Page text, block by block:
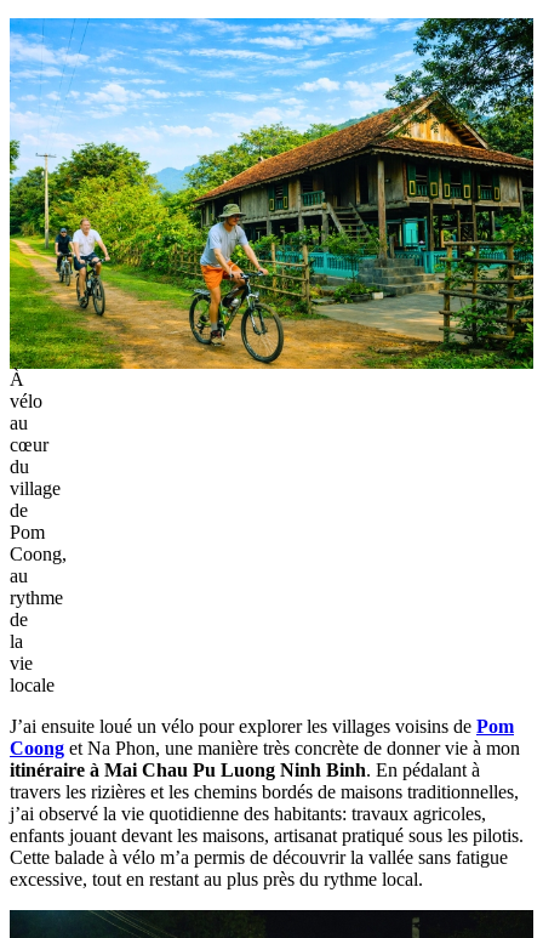
À
vélo
au
cœur
du
village
de
Pom
Coong,
au
rythme
de
la
vie
locale
J’ai ensuite loué un vélo pour explorer les villages voisins de Pom
Coong et Na Phon, une manière très concrète de donner vie à mon
itinéraire à Mai Chau Pu Luong Ninh Binh. En pédalant à
travers les rizières et les chemins bordés de maisons traditionnelles,
j’ai observé la vie quotidienne des habitants: travaux agricoles,
enfants jouant devant les maisons, artisanat pratiqué sous les pilotis.
Cette balade à vélo m’a permis de découvrir la vallée sans fatigue
excessive, tout en restant au plus près du rythme local.